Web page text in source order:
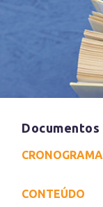
Documentos
CRONOGRAMA
CONTEÚDO